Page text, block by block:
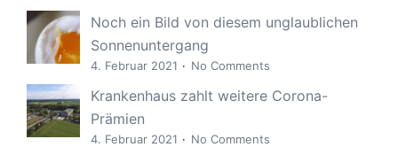
Noch ein Bild von diesem unglaublichen
Sonnenuntergang
4. Februar 2021 No Comments
Krankenhaus zahlt weitere Corona-
Prämien
4. Februar 2021 No Comments